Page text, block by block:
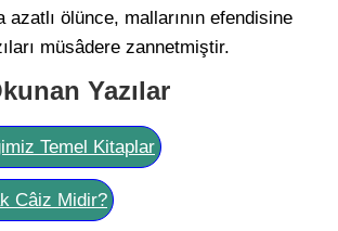
azatlı ölünce, mallarının efendisine
müsâdere zannetmiştir.
Yazılar
Temel Kitaplar
Câiz Midir?